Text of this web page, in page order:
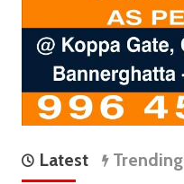
Latest Trending